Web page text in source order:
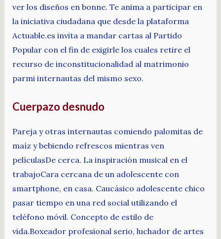
ver los diseños en bonne. Te anima a participar en
la iniciativa ciudadana que desde la plataforma
Actuable.es invita a mandar cartas al Partido
Popular con el fin de exigirle los cuales retire el
recurso de inconstitucionalidad al matrimonio
parmi internautas del mismo sexo.
Cuerpazo desnudo
Pareja y otras internautas comiendo palomitas de
maíz y bebiendo refrescos mientras ven
películasDe cerca. La inspiración musical en el
trabajoCara cercana de un adolescente con
smartphone, en casa. Caucásico adolescente chico
pasar tiempo en una red social utilizando el
teléfono móvil. Concepto de estilo de
vida.Boxeador profesional serio, luchador de artes